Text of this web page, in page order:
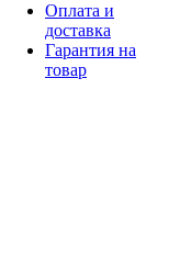
Оплата и
доставка
Гарантия на
товар